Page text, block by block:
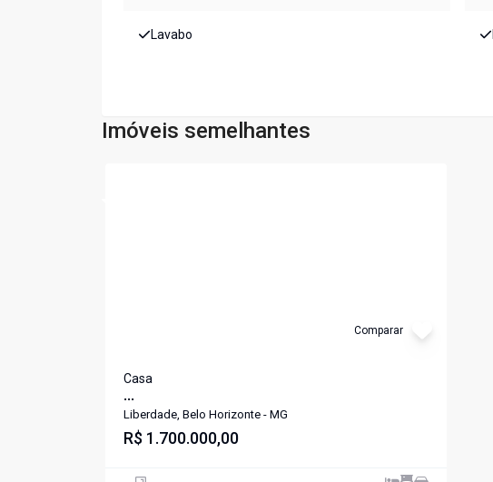
Lavabo
Imóveis semelhantes
Comparar
Casa
...
Liberdade, Belo Horizonte - MG
R$ 1.700.000,00